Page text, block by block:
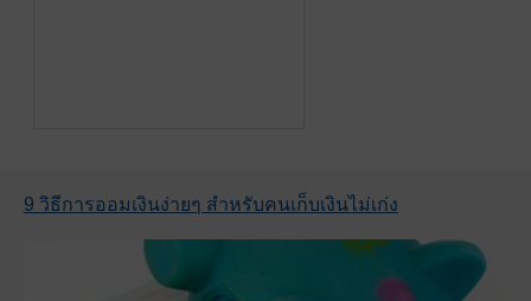
9 วิธีการออมเงินง่ายๆ สำหรับคนเก็บเงินไม่เก่ง